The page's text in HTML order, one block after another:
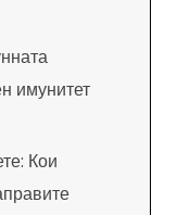
имунитет
Кои